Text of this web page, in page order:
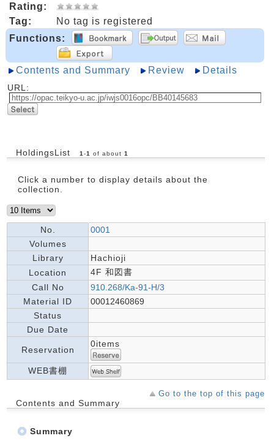
Rating:
Tag:
No tag is registered
Functions:
Contents and Summary Review Details
URL:
HoldingsList 1 -1 of about 1
Click a number to display details about the
collection.
No.
0001
Volumes
Library
Hachioji
Location
4F 和図書
Call No
910.268/Ka-91-H/3
Material ID
00012460869
Status
Due Date
Reservation
0items
WEB書棚
Go to the top of this page
Contents and Summary
Summary